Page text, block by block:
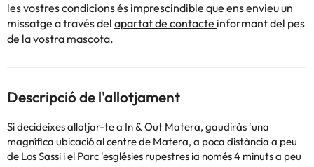
les vostres condicions és imprescindible que ens envieu un
missatge a través del apartat de contacte informant del pes
de la vostra mascota.
Descripció de l'allotjament
Si decideixes allotjar-te a In & Out Matera, gaudiràs 'una
magnífica ubicació al centre de Matera, a poca distància a peu
de Los Sassi i el Parc 'esglésies rupestres ia només 4 minuts a peu